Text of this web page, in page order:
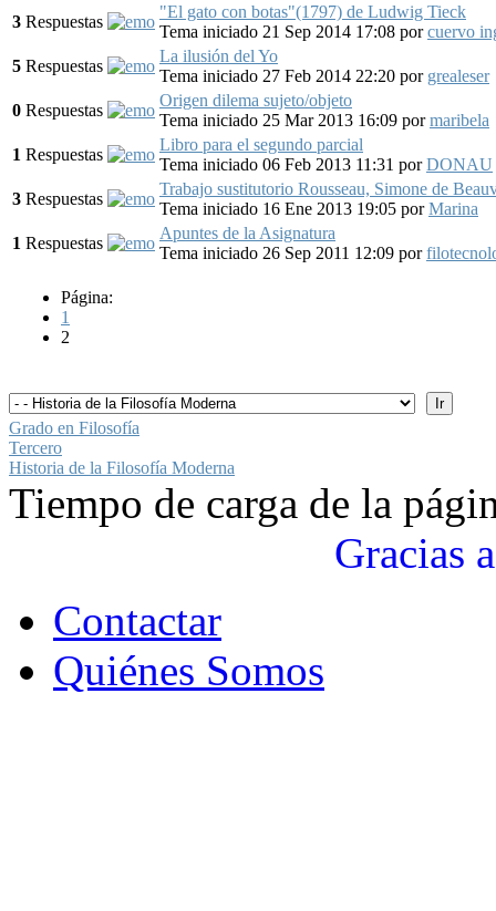
3 Respuestas
"El gato con botas"(1797) de Ludwig Tieck
Tema iniciado 21 Sep 2014 17:08 porcuervo
5 Respuestas
La ilusión del Yo
Tema iniciado 27 Feb 2014 22:20 por grealeser
0 Respuestas
Origen dilema sujeto/objeto
Tema iniciado 25 Mar 2013 16:09 pormaribela
1 Respuestas
Libro para el segundo parcial
Tema iniciado 06 Feb 2013 11:31 porDONAU
3 Respuestas
Trabajo sustitutorio Rousseau, Simone de
Tema iniciado 16 Ene 2013 19:05 porMarina
1 Respuestas
Apuntes de la Asignatura
Tema iniciado 26 Sep 2011 12:09 por
Página:
1
2
Grado en Filosofía
Tercero
Historia de la Filosofía Moderna
Tiempo de carga de la
Gracias a
Contactar
Quiénes Somos